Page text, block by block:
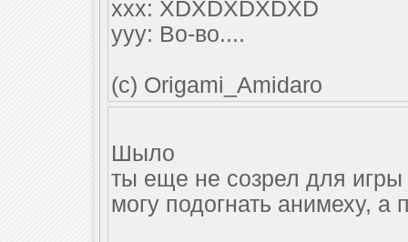
xxx: XDXDXDXDXD
yyy: Во-во....
(c) Origami_Amidaro
Шыло
ты еще не созрел для
могу подогнать анимеху, а